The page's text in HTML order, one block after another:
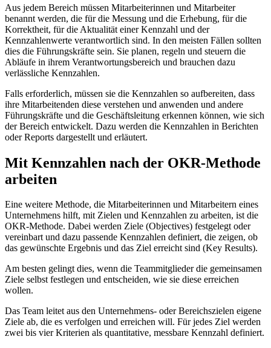
Aus jedem Bereich müssen Mitarbeiterinnen und Mitarbeiter
benannt werden, die für die Messung und die Erhebung, für die
Korrektheit, für die Aktualität einer Kennzahl und der
Kennzahlenwerte verantwortlich sind. In den meisten Fällen sollten
dies die Führungskräfte sein. Sie planen, regeln und steuern die
Abläufe in ihrem Verantwortungsbereich und brauchen dazu
verlässliche Kennzahlen.
Falls erforderlich, müssen sie die Kennzahlen so aufbereiten, dass
ihre Mitarbeitenden diese verstehen und anwenden und andere
Führungskräfte und die Geschäftsleitung erkennen können, wie sich
der Bereich entwickelt. Dazu werden die Kennzahlen in Berichten
oder Reports dargestellt und erläutert.
Mit Kennzahlen nach der OKR-Methode
arbeiten
Eine weitere Methode, die Mitarbeiterinnen und Mitarbeitern eines
Unternehmens hilft, mit Zielen und Kennzahlen zu arbeiten, ist die
OKR-Methode. Dabei werden Ziele (Objectives) festgelegt oder
vereinbart und dazu passende Kennzahlen definiert, die zeigen, ob
das gewünschte Ergebnis und das Ziel erreicht sind (Key Results).
Am besten gelingt dies, wenn die Teammitglieder die gemeinsamen
Ziele selbst festlegen und entscheiden, wie sie diese erreichen
wollen.
Das Team leitet aus den Unternehmens- oder Bereichszielen eigene
Ziele ab, die es verfolgen und erreichen will. Für jedes Ziel werden
zwei bis vier Kriterien als quantitative, messbare Kennzahl definiert.